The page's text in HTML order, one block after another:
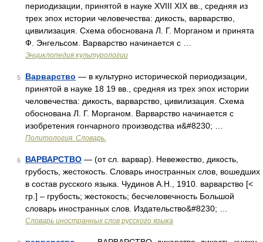
периодизации, принятой в науке XVIII XIX вв., средняя из
трех эпох истории человечества: дикость, варварство,
цивилизация. Схема обоснована Л. Г. Морганом и принята
Ф. Энгельсом. Варварство начинается с …
Энциклопедия культурологии
5 Варварство — в культурно исторической периодизации,
принятой в науке 18 19 вв., средняя из трех эпох истории
человечества: дикость, варварство, цивилизация. Схема
обоснована Л. Г. Морганом. Варварство начинается с
изобретения гончарного производства и&#8230; …
Политология. Словарь.
6 ВАРВАРСТВО — (от сл. варвар). Невежество, дикость,
грубость, жестокость. Словарь иностранных слов, вошедших
в состав русского языка. Чудинов А.Н., 1910. варварство [<
гр.] – грубость; жестокость; бесчеловечность Большой
словарь иностранных слов. Издательство&#8230; …
Словарь иностранных слов русского языка